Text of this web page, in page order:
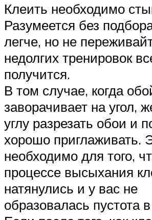
Клеить необходимо
Разумеется без
легче, но не
недолгих тренировок
получится.
В том случае, когда
заворачивает на угол,
углу разрезать обои и
хорошо приглаживать.
необходимо для того,
процессе высыхания
натянулись и у вас не
образовалась пустота в